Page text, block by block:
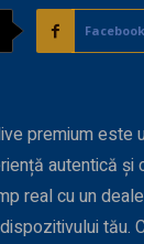
Facebook
premium este
autentică și
real cu un
tău.